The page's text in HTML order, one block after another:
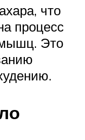
что
процесс
Это